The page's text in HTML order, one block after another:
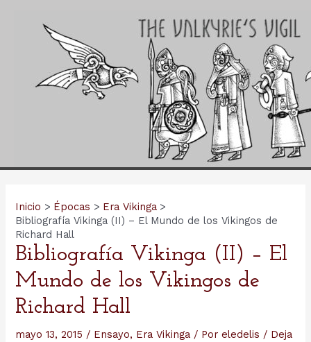
Inicio Épocas
Era Vikinga
Bibliografía Vikinga (II) – El Mundo de los Vikingos de
Richard Hall
Bibliografía Vikinga (II) – El
Mundo de los Vikingos de
Richard Hall
mayo 13, 2015 / Ensayo, Era Vikinga / Poreledelis / Deja